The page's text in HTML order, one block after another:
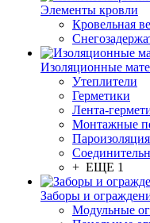
Элементы кровли
Кровельная
Изоляционные
Утеплители
Герметики
Лента-
Монтажные
+ ЕЩЕ 1
Заборы и
Модульные